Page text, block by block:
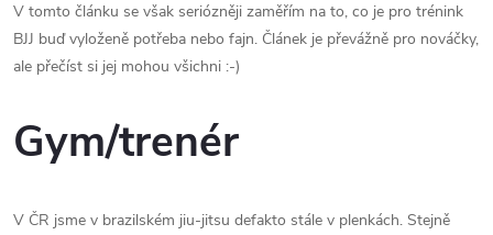
V tomto článku se však seriózněji zaměřím na to, co je pro trénink
BJJ buď vyloženě potřeba nebo fajn. Článek je převážně pro nováčky,
ale přečíst si jej mohou všichni :-)
Gym/trenér
V ČR jsme v brazilském jiu-jitsu defakto stále v plenkách. Stejně